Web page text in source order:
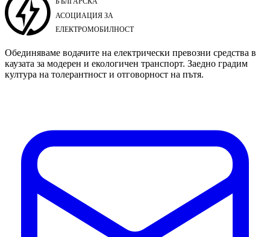
Обединяваме водачите на електрически превозни средства в
каузата за модерен и екологичен транспорт. Заедно градим
култура на толерантност и отговорност на пътя.